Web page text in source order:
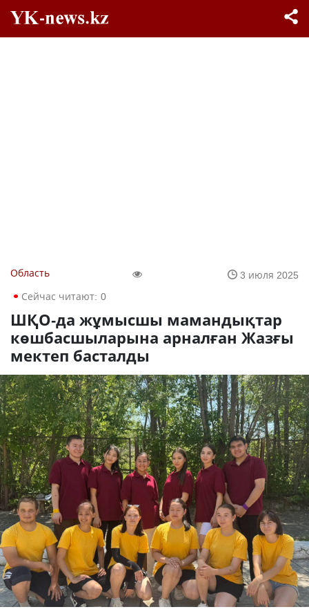
Область
3 июля 2025
Сейчас читают: 0
ШҚО-да жұмысшы мамандықтар
көшбасшыларына арналған Жазғы
мектеп басталды